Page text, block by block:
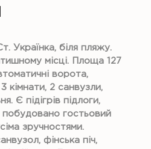
Українка, біля пляжу.
місці. Площа 127
ворота,
кімнати, 2 санвузли,
Є підігрів підлоги,
побудовано гостьовий
зручностями.
фінська піч,